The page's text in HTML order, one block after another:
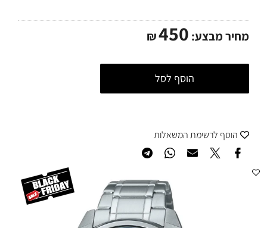
מחיר מבצע: ₪450
הוסף לסל
הוסף לרשימת המשאלות